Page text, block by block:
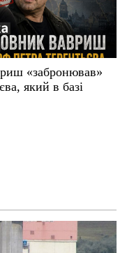
«забронював»
який в базі